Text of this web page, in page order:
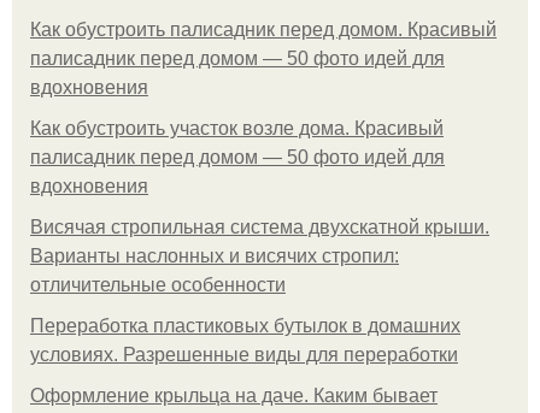
Как обустроить палисадник перед домом. Красивый
палисадник перед домом — 50 фото идей для
вдохновения
Как обустроить участок возле дома. Красивый
палисадник перед домом — 50 фото идей для
вдохновения
Висячая стропильная система двухскатной крыши.
Варианты наслонных и висячих стропил:
отличительные особенности
Переработка пластиковых бутылок в домашних
условиях. Разрешенные виды для переработки
Оформление крыльца на даче. Каким бывает